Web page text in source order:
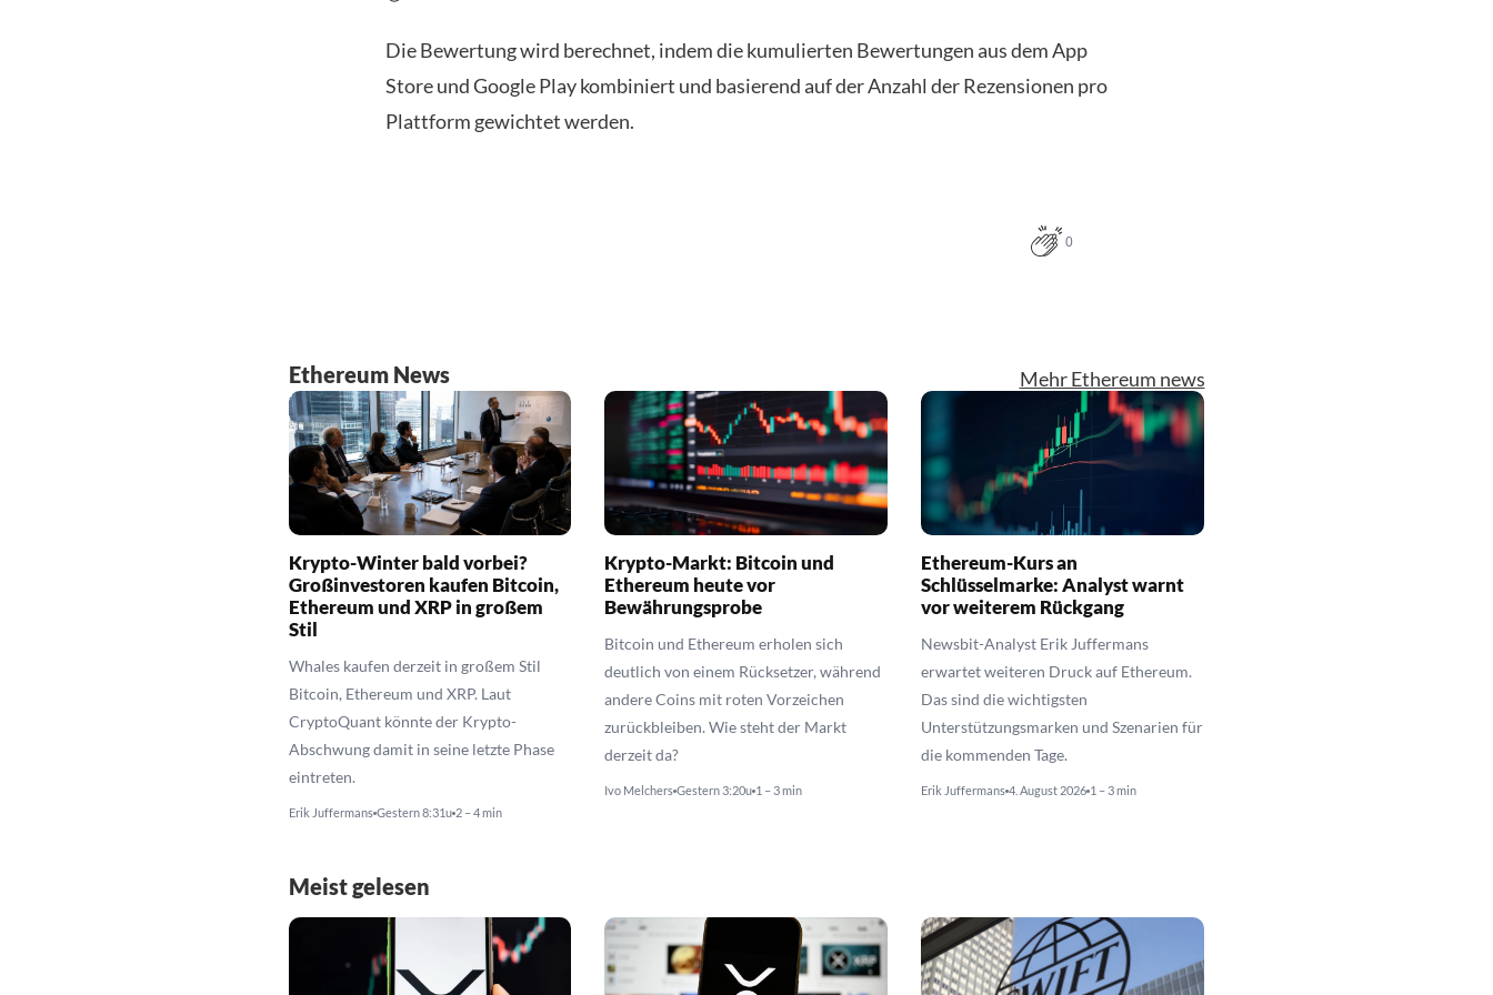
Die Bewertung wird berechnet, indem die kumulierten Bewertungen aus dem App
Store und Google Play kombiniert und basierend auf der Anzahl der Rezensionen pro
Plattform gewichtet werden.
0
Ethereum News Mehr Ethereum news
Krypto-Winter bald vorbei?
Großinvestoren kaufen Bitcoin,
Ethereum und XRP in großem
Stil
Whales kaufen derzeit in großem Stil
Bitcoin, Ethereum und XRP. Laut
CryptoQuant könnte der Krypto-
Abschwung damit in seine letzte Phase
eintreten.
Erik Juffermans Gestern 8:31u 2 – 4 min
Krypto-Markt: Bitcoin und
Ethereum heute vor
Bewährungsprobe
Bitcoin und Ethereum erholen sich
deutlich von einem Rücksetzer, während
andere Coins mit roten Vorzeichen
zurückbleiben. Wie steht der Markt
derzeit da?
Ivo Melchers Gestern 3:20u 1 – 3 min
Ethereum-Kurs an
Schlüsselmarke: Analyst warnt
vor weiterem Rückgang
Newsbit-Analyst Erik Juffermans
erwartet weiteren Druck auf Ethereum.
Das sind die wichtigsten
Unterstützungsmarken und Szenarien für
die kommenden Tage.
Erik Juffermans 4. August 2026 1 – 3 min
Meist gelesen